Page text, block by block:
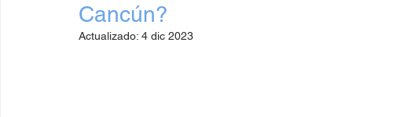
Cancún?
Actualizado: 4 dic 2023